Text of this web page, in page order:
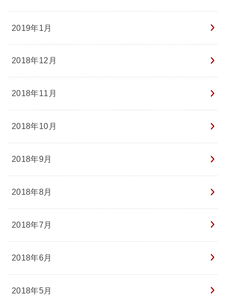
2019年1月
2018年12月
2018年11月
2018年10月
2018年9月
2018年8月
2018年7月
2018年6月
2018年5月